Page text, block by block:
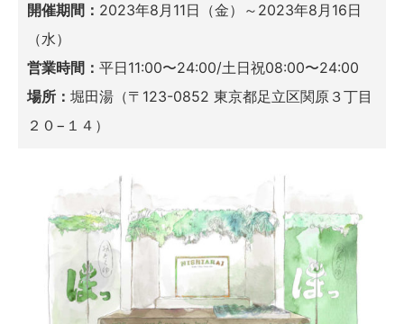
開催期間： 2023年8月11日（金）～2023年8月16日
（水）
営業時間： 平日11:00〜24:00/土日祝08:00〜24:00
場所： 堀田湯（〒123-0852 東京都足立区関原３丁目
２０−１４）